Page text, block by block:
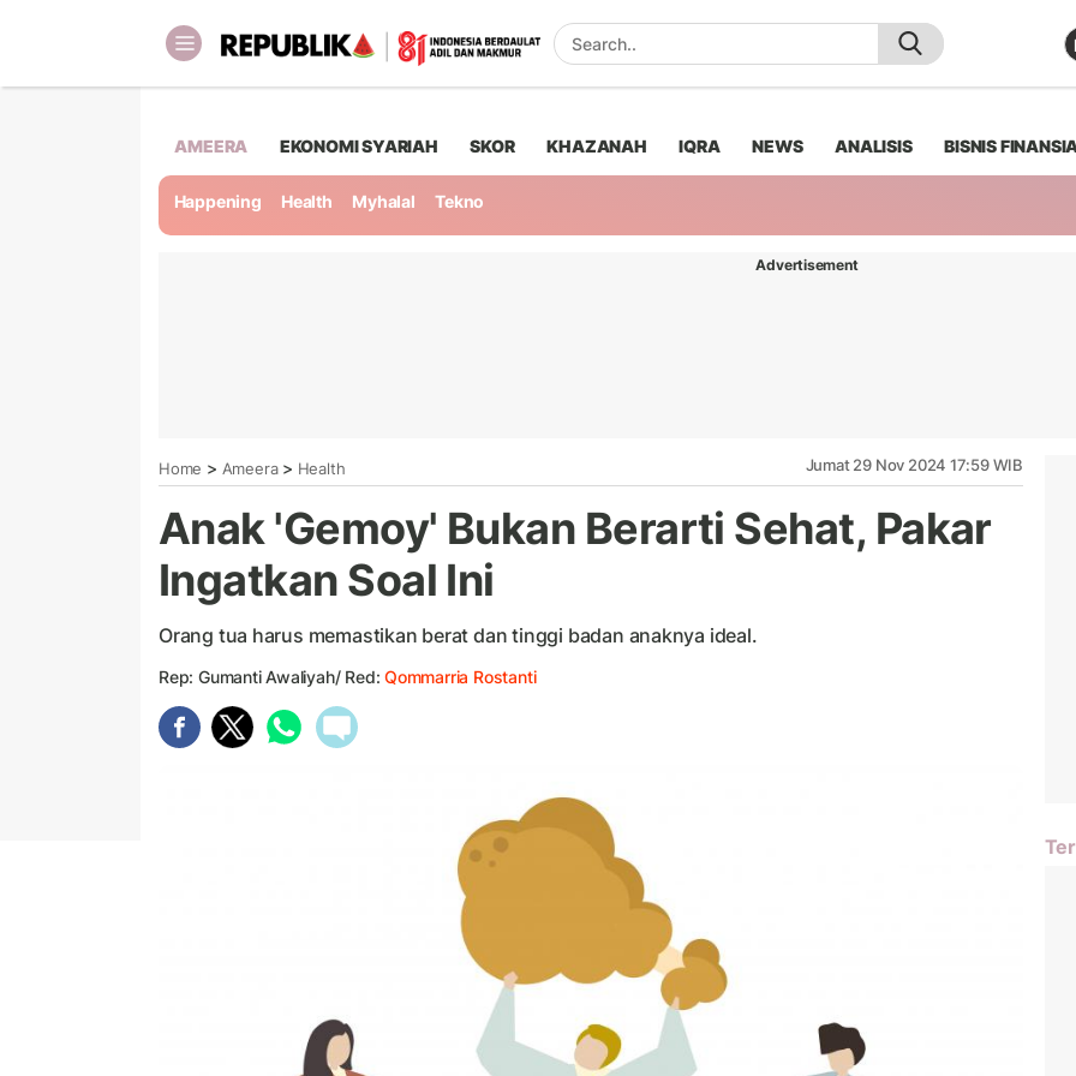
AMEERA EKONOMI SYARIAH SKOR KHAZANAH IQRA NEWS ANALISIS BISNIS
Happening Health Myhalal Tekno
Advertisement
Home > Ameera> Health Jumat 29 Nov 2024 17:59 WIB
Anak 'Gemoy' Bukan Berarti Sehat, Pakar
Ingatkan Soal Ini
Orang tua harus memastikan berat dan tinggi badan anaknya ideal.
Rep: Gumanti Awaliyah/ Red:Qommarria Rostanti